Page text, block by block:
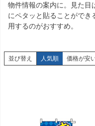
物件情報の案内に。見た目
にペタッと貼ることができ
用するのがおすすめ。
並び替え 人気順 価格が安